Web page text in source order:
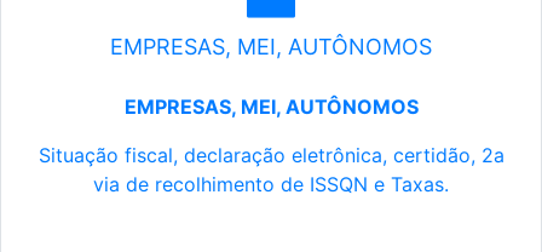
EMPRESAS, MEI, AUTÔNOMOS
EMPRESAS, MEI, AUTÔNOMOS
Situação fiscal, declaração eletrônica, certidão, 2a
via de recolhimento de ISSQN e Taxas.